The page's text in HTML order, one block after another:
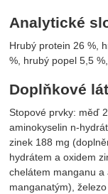
Analytické
Hrubý protein 26 %,
%, hrubý popel 5,5
Doplňkové
Stopové prvky: měď
aminokyselin n-
zinek 188 mg
hydrátem a oxidem
chelátem manganu a
manganatým),